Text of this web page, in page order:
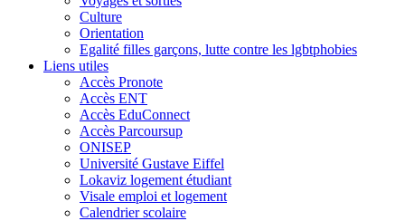
Culture
Orientation
Egalité filles garçons, lutte contre les lgbtphobies
Liens utiles
Accès Pronote
Accès ENT
Accès EduConnect
Accès Parcoursup
ONISEP
Université Gustave Eiffel
Lokaviz logement étudiant
Visale emploi et logement
Calendrier scolaire